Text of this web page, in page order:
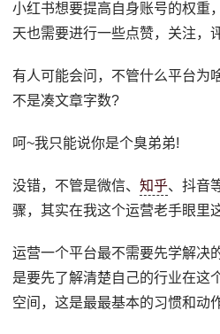
小红书想要提高自身账号的权重
天也需要进行一些点赞，关注，
有人可能会问，不管什么平台为
不是凑文章字数?
呵~我只能说你是个臭弟弟!
没错，不管是微信、知乎、抖音
骤，其实在我这个运营老手眼里
运营一个平台最不需要先学解决
是要先了解清楚自己的行业在这
空间，这是最最基本的习惯和动